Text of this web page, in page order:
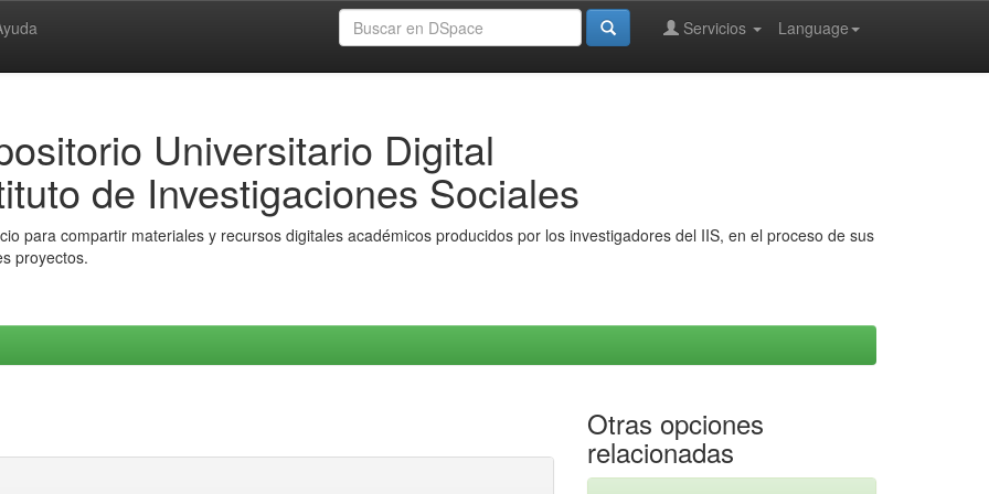
Language
Servicios
Universitario Digital
de Investigaciones Sociales
para compartir materiales y recursos digitales académicos producidos por los investigadores del IIS, en el proceso de sus
proyectos.
Otras opciones
relacionadas